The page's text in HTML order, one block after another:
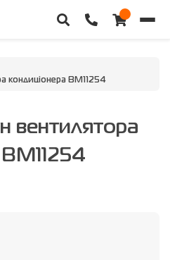
кондиціонера BM11254
вентилятора